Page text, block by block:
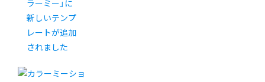
ラーミー」に
新しいテンプ
レートが追加
されました